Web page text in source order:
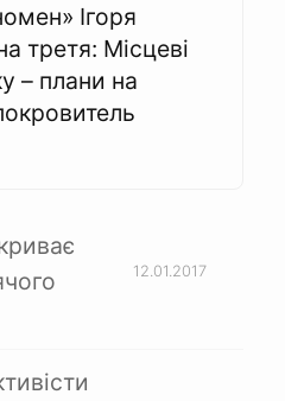
Ігоря
третя: Місцеві
– плани на
12.01.2017